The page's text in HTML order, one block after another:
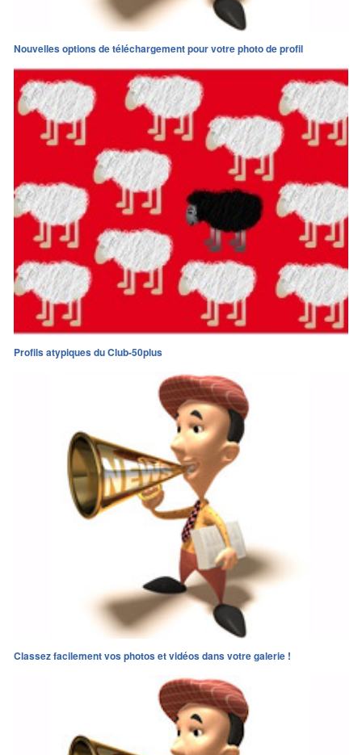
Nouvelles options de téléchargement pour votre photo de profil
Profils atypiques du Club-50plus
Classez facilement vos photos et vidéos dans votre galerie !